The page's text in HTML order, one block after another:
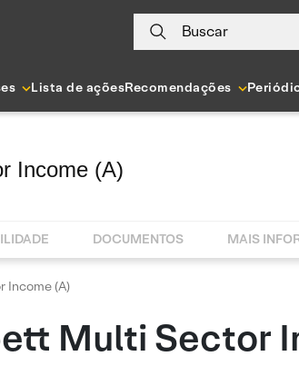
Buscar
Lista de açõesRecomendações
Income (A)
DOCUMENTOS MAIS
Income (A)
Multi Sector